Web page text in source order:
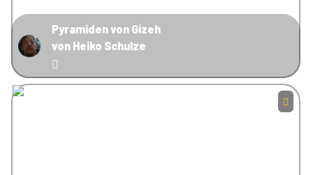
Pyramiden von Gizeh
von Heiko Schulze